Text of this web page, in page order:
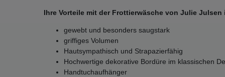
Ihre Vorteile mit der Frottierwäsche von Julie Julsen
gewebt und besonders saugstark
griffiges Volumen
Hautsympathisch und Strapazierfähig
Hochwertige dekorative Bordüre im klassischen
Handtuchaufhänger